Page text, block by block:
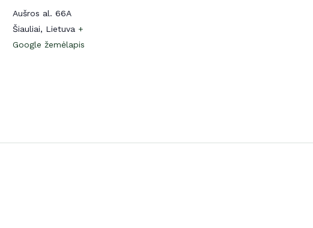
Aušros al. 66A
Šiauliai, Lietuva +
Google žemėlapis